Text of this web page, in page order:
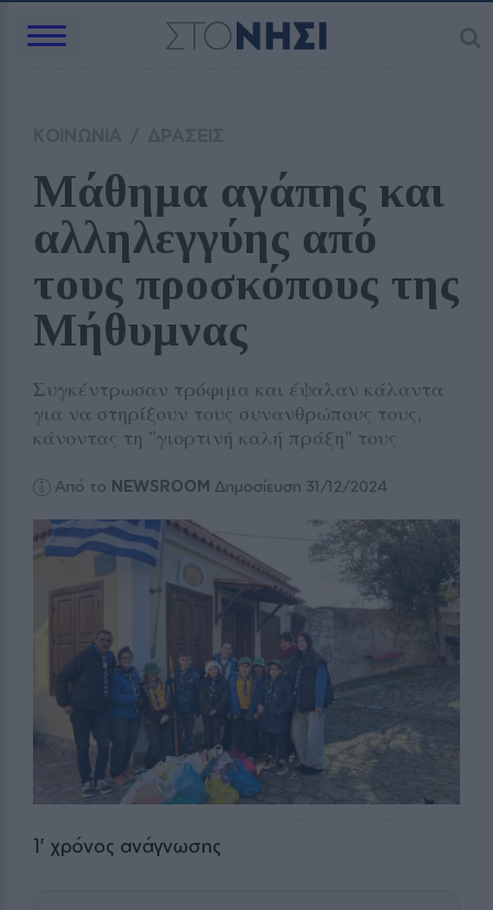
Μάθημα αγάπης και
αλληλεγγύης από
τους προσκόπους της
Μήθυμνας
Συγκέντρωσαν τρόφιμα και έψαλαν κάλαντα
για να στηρίξουν τους συνανθρώπους τους,
κάνοντας τη "γιορτινή καλή πράξη" τους
Από το NEWSROOM Δημοσίευση 31/12/2024
1' χρόνος ανάγνωσης